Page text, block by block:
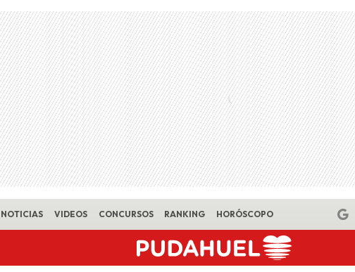
NOTICIAS VIDEOS CONCURSOS RANKING HORÓSCOPO